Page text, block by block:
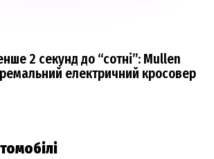
2 секунд до “сотні”: Mullen
електричний кросовер